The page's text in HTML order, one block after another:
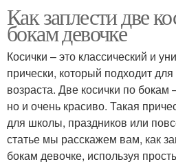
Как заплести две
бокам девочке
Косички – это классический и
прически, который подходит
возраста. Две косички по бокам
но и очень красиво. Такая
для школы, праздников или
статье мы расскажем вам, как
бокам девочке, используя